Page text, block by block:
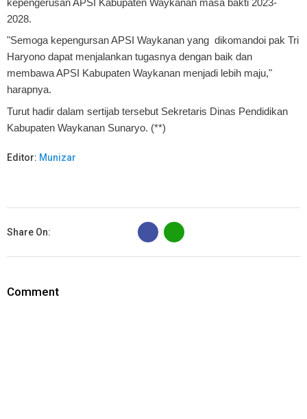
2028.
"Semoga kepengursan APSI Waykanan yang dikomandoi pak Tri
Haryono dapat menjalankan tugasnya dengan baik dan
membawa APSI Kabupaten Waykanan menjadi lebih maju,"
harapnya.
Turut hadir dalam sertijab tersebut Sekretaris Dinas Pendidikan
Kabupaten Waykanan Sunaryo. (**)
Editor: Munizar
Share On:
B
Comment